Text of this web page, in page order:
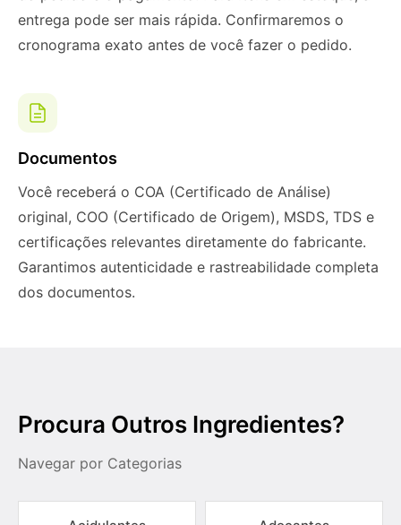
entrega pode ser mais rápida. Confirmaremos o
cronograma exato antes de você fazer o pedido.
Documentos
Você receberá o COA (Certificado de Análise)
original, COO (Certificado de Origem), MSDS, TDS e
certificações relevantes diretamente do fabricante.
Garantimos autenticidade e rastreabilidade completa
dos documentos.
Procura Outros Ingredientes?
Navegar por Categorias